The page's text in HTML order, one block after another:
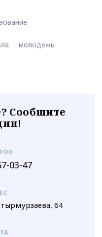
молодежь
Сообщите
03-47
64